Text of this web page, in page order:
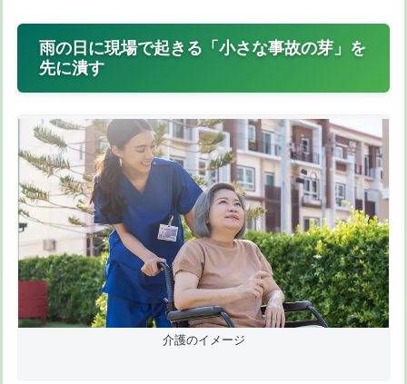
雨の日に現場で起きる「小さな事故の芽」を
先に潰す
介護のイメージ